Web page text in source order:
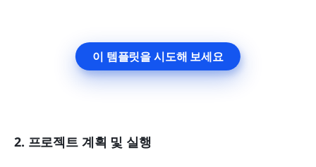
이 템플릿을 시도해 보세요
2. 프로젝트 계획 및 실행